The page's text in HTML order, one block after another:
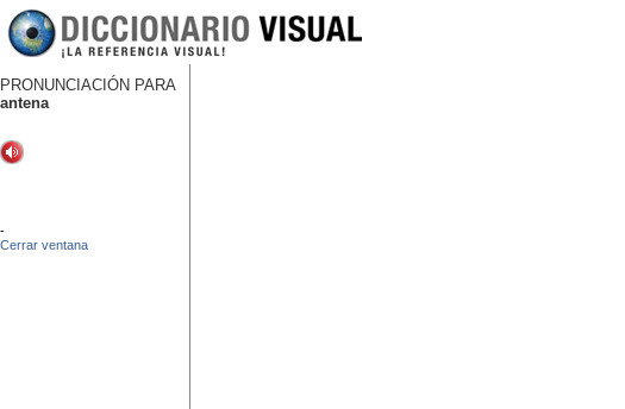
PRONUNCIACIÓN PARA
antena
-
Cerrar ventana